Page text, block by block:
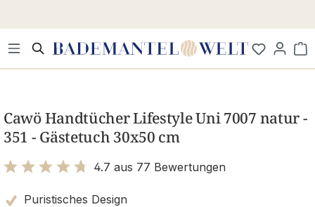
Cawö Handtücher Lifestyle Uni 7007 natur -
351 - Gästetuch 30x50 cm
4.7 aus 77 Bewertungen
Puristisches Design